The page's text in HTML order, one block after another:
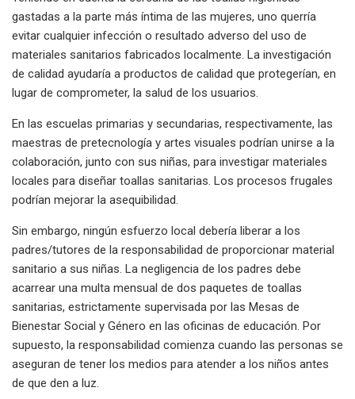
gastadas a la parte más íntima de las mujeres, uno querría
evitar cualquier infección o resultado adverso del uso de
materiales sanitarios fabricados localmente. La investigación
de calidad ayudaría a productos de calidad que protegerían, en
lugar de comprometer, la salud de los usuarios.
En las escuelas primarias y secundarias, respectivamente, las
maestras de pretecnología y artes visuales podrían unirse a la
colaboración, junto con sus niñas, para investigar materiales
locales para diseñar toallas sanitarias. Los procesos frugales
podrían mejorar la asequibilidad.
Sin embargo, ningún esfuerzo local debería liberar a los
padres/tutores de la responsabilidad de proporcionar material
sanitario a sus niñas. La negligencia de los padres debe
acarrear una multa mensual de dos paquetes de toallas
sanitarias, estrictamente supervisada por las Mesas de
Bienestar Social y Género en las oficinas de educación. Por
supuesto, la responsabilidad comienza cuando las personas se
aseguran de tener los medios para atender a los niños antes
de que den a luz.